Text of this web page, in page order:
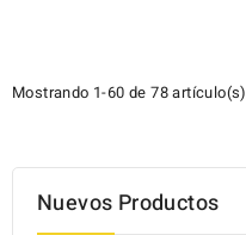
Mostrando 1-60 de 78 artículo(s)
Nuevos Productos